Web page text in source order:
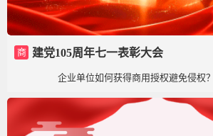
商 建党105周年七一表彰大会
企业单位如何获得商用授权避免侵权？